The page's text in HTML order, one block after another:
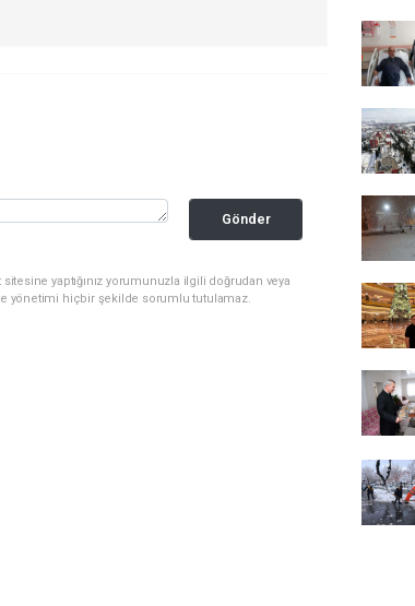
Gönder
yaptığınız yorumunuzla ilgili doğrudan veya
yönetimi hiçbir şekilde sorumlu tutulamaz.